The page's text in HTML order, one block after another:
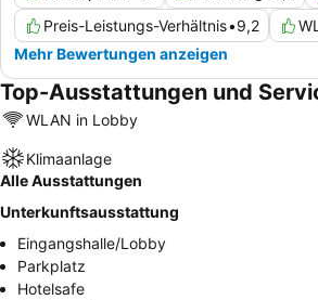
Preis-Leistungs-Verhältnis•9,2
Mehr Bewertungen anzeigen
Top-Ausstattungen und
WLAN in Lobby
Klimaanlage
Alle Ausstattungen
Unterkunftsausstattung
Eingangshalle/Lobby
Parkplatz
Hotelsafe